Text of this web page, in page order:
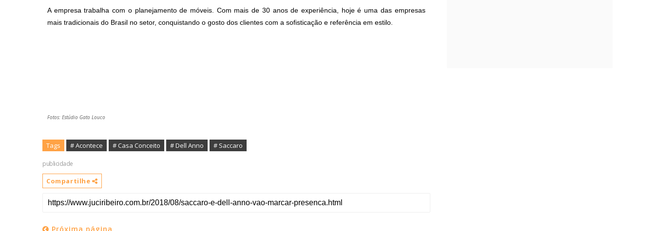
A empresa trabalha com o planejamento de móveis. Com mais de 30 anos de experiência, hoje é uma das empresas
mais tradicionais do Brasil no setor, conquistando o gosto dos clientes com a sofisticação e referência em estilo.
Fotos: Estúdio Gato Louco
Tags # Acontece # Casa Conceito # Dell Anno # Saccaro
publicidade
Compartilhe